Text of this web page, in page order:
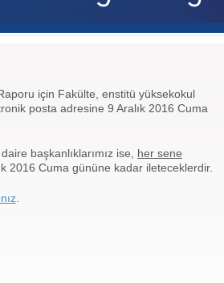
için Fakülte, enstitü yüksekokul
posta adresine 9 Aralık 2016 Cuma
başkanlıklarımız ise, her sene
2016 Cuma gününe kadar ileteceklerdir.